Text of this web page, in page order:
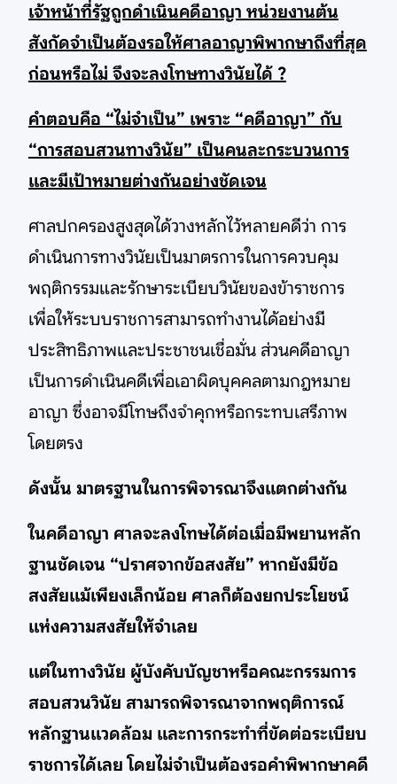
เจ้าหน้าที่รัฐถูกดำเนินคดีอาญา หน่วยงานต้น
สังกัดจำเป็นต้องรอให้ศาลอาญาพิพากษาถึงที่สุด
ก่อนหรือไม่ จึงจะลงโทษทางวินัยได้ ?
คำตอบคือ “ไม่จำเป็น” เพราะ “คดีอาญา” กับ
“การสอบสวนทางวินัย” เป็นคนละกระบวนการ
และมีเป้าหมายต่างกันอย่างชัดเจน
ศาลปกครองสูงสุดได้วางหลักไว้หลายคดีว่า การ
ดำเนินการทางวินัยเป็นมาตรการในการควบคุม
พฤติกรรมและรักษาระเบียบวินัยของข้าราชการ
เพื่อให้ระบบราชการสามารถทำงานได้อย่างมี
ประสิทธิภาพและประชาชนเชื่อมั่น ส่วนคดีอาญา
เป็นการดำเนินคดีเพื่อเอาผิดบุคคลตามกฎหมาย
อาญา ซึ่งอาจมีโทษถึงจำคุกหรือกระทบเสรีภาพ
โดยตรง
ดังนั้น มาตรฐานในการพิจารณาจึงแตกต่างกัน
ในคดีอาญา ศาลจะลงโทษได้ต่อเมื่อมีพยานหลัก
ฐานชัดเจน “ปราศจากข้อสงสัย” หากยังมีข้อ
สงสัยแม้เพียงเล็กน้อย ศาลก็ต้องยกประโยชน์
แห่งความสงสัยให้จำเลย
แต่ในทางวินัย ผู้บังคับบัญชาหรือคณะกรรมการ
สอบสวนวินัย สามารถพิจารณาจากพฤติการณ์
หลักฐานแวดล้อม และการกระทำที่ขัดต่อระเบียบ
ราชการได้เลย โดยไม่จำเป็นต้องรอคำพิพากษาคดี